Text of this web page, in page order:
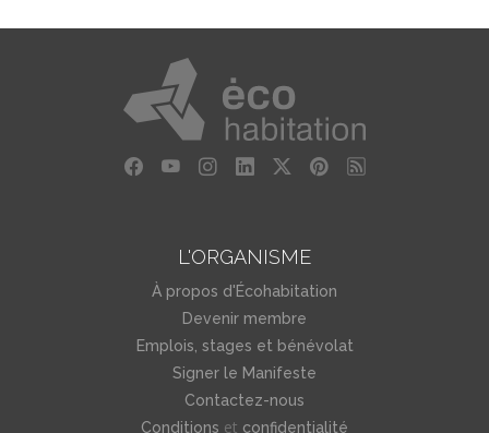
L'ORGANISME
À propos d'Écohabitation
Devenir membre
Emplois, stages et bénévolat
Signer le Manifeste
Contactez-nous
Conditions et confidentialité